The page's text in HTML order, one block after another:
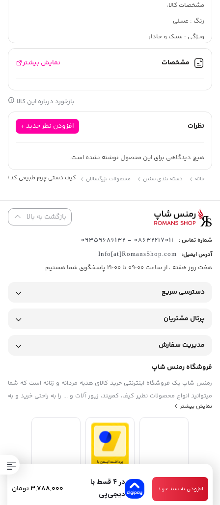
3,788,000تومان افزودن به سبد خرید
در ۴ قسط با
دیجی‌پی
مشخصات کالا:
رنگ : عسلی
ویژگی : سبک و جادار
فرم هندسی : مستطیل
مشخصات نمایش بیشتر
بازخورد درباره این کالا
نظرات افزودن نظر جدید +
هیچ دیدگاهی برای این محصول نوشته نشده است.
خانه دسته بندی سنین محصولات بزرگسالان کیف دستی چرم طبیعی کد (6648)
بازگشت به بالا
شماره تماس : 08632217011 - 09359686132
آدرس ایمیل: Info[at]RomansShop.com
هفت روز هفته ، از ساعت 09:00 تا 21:00 پاسخگوی شما هستیم.
دسترسی سریع
پرتال مشتریان
مدیریت سفارش
فروشگاه رمنس شاپ
رمنس شاپ یک فروشگاه اینترنتی خرید کالای هدیه مردانه و زنانه است که شما
میتوانید انواع محصولات نظیر کیف، کمربند، زیور آلات و ... را به راحتی خرید و به
دوستان و عزیزانتان هدیه بدهید. آدرس فروشگاه رمنس شاپ: اراک، خیابان
عباس آباد، روبروی پاساژ ساسان، فروشگاه رمنس شاپ ساعات کاری فروشگاه
نمایش بیشتر
تمامی حقوق مادی و معنوی این سایت متعلق به فروشگاه رمنس شاپ میباشد.